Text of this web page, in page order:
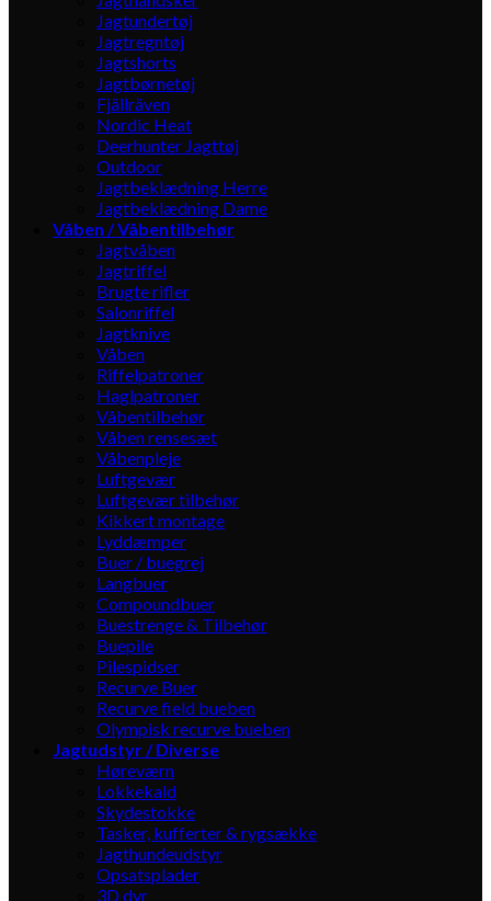
Jagtundertøj
Jagtregntøj
Jagtshorts
Jagtbørnetøj
Fjällräven
Nordic Heat
Deerhunter Jagttøj
Outdoor
Jagtbeklædning Herre
Jagtbeklædning Dame
Våben / Våbentilbehør
Jagtvåben
Jagtriffel
Brugte rifler
Salonriffel
Jagtknive
Våben
Riffelpatroner
Haglpatroner
Våbentilbehør
Våben rensesæt
Våbenpleje
Luftgevær
Luftgevær tilbehør
Kikkert montage
Lyddæmper
Buer / buegrej
Langbuer
Compoundbuer
Buestrenge & Tilbehør
Buepile
Pilespidser
Recurve Buer
Recurve field bueben
Olympisk recurve bueben
Jagtudstyr / Diverse
Høreværn
Lokkekald
Skydestokke
Tasker, kufferter & rygsække
Jagthundeudstyr
Opsatsplader
3D dyr